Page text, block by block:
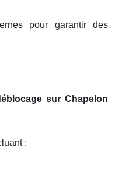
pour garantir des
sur Chapelon
: